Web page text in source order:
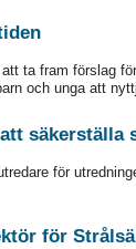
ta fram förslag
och unga att
säkerställa
för
för